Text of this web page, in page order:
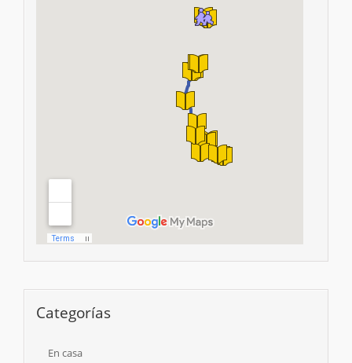
Categorías
En casa